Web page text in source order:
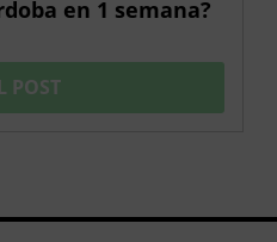
en 1 semana?
POST